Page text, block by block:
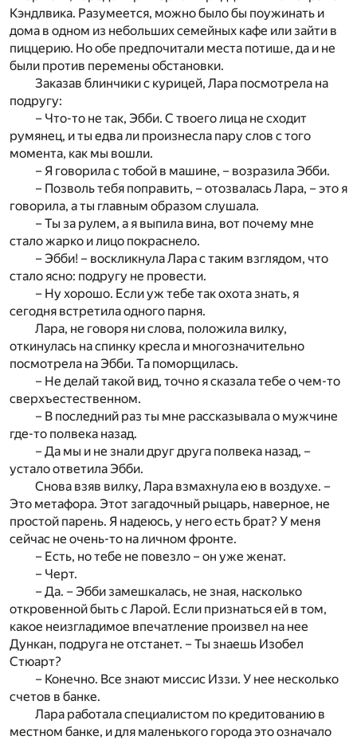
Кэндлвика. Разумеется, можно было бы поужинать и
дома в одном из небольших семейных кафе или зайти в
пиццерию. Но обе предпочитали места потише, да и не
были против перемены обстановки.
Заказав блинчики с курицей, Лара посмотрела на
подругу:
– Что-то не так, Эбби. С твоего лица не сходит
румянец, и ты едва ли произнесла пару слов с того
момента, как мы вошли.
– Я говорила с тобой в машине, – возразила Эбби.
– Позволь тебя поправить, – отозвалась Лара, – это я
говорила, а ты главным образом слушала.
– Ты за рулем, а я выпила вина, вот почему мне
стало жарко и лицо покраснело.
– Эбби! – воскликнула Лара с таким взглядом, что
стало ясно: подругу не провести.
– Ну хорошо. Если уж тебе так охота знать, я
сегодня встретила одного парня.
Лара, не говоря ни слова, положила вилку,
откинулась на спинку кресла и многозначительно
посмотрела на Эбби. Та поморщилась.
– Не делай такой вид, точно я сказала тебе о чем-то
сверхъестественном.
– В последний раз ты мне рассказывала о мужчине
где-то полвека назад.
– Да мы и не знали друг друга полвека назад, –
устало ответила Эбби.
Снова взяв вилку, Лара взмахнула ею в воздухе. –
Это метафора. Этот загадочный рыцарь, наверное, не
простой парень. Я надеюсь, у него есть брат? У меня
сейчас не очень-то на личном фронте.
– Есть, но тебе не повезло – он уже женат.
– Черт.
– Да. – Эбби замешкалась, не зная, насколько
откровенной быть с Ларой. Если признаться ей в том,
какое неизгладимое впечатление произвел на нее
Дункан, подруга не отстанет. – Ты знаешь Изобел
Стюарт?
– Конечно. Все знают миссис Иззи. У нее несколько
счетов в банке.
Лара работала специалистом по кредитованию в
местном банке, и для маленького города это означало